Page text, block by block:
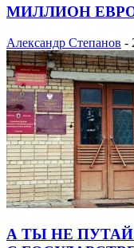
МИЛЛИОН
Александр Степанов -
А ТЫ НЕ